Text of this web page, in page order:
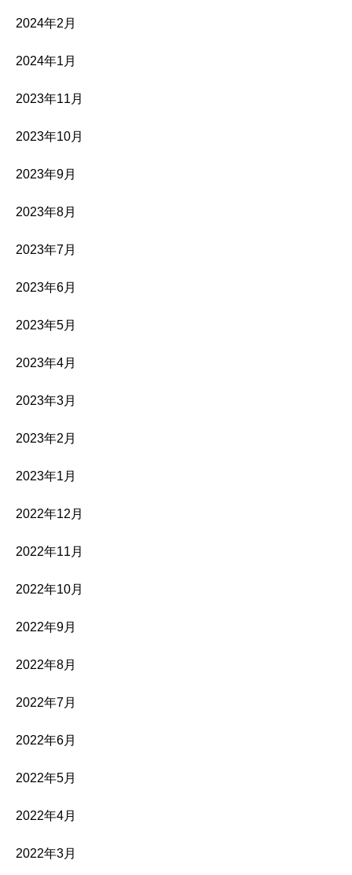
2024年2月
2024年1月
2023年11月
2023年10月
2023年9月
2023年8月
2023年7月
2023年6月
2023年5月
2023年4月
2023年3月
2023年2月
2023年1月
2022年12月
2022年11月
2022年10月
2022年9月
2022年8月
2022年7月
2022年6月
2022年5月
2022年4月
2022年3月